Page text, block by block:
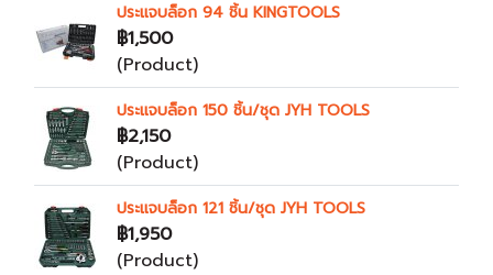
ประแจบล็อก 94 ชิ้น KINGTOOLS
฿1,500
(Product)
ประแจบล็อก 150 ชิ้น/ชุด JYH TOOLS
฿2,150
(Product)
ประแจบล็อก 121 ชิ้น/ชุด JYH TOOLS
฿1,950
(Product)